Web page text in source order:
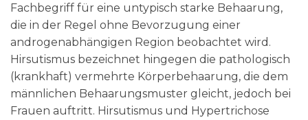
Fachbegriff für eine untypisch starke Behaarung,
die in der Regel ohne Bevorzugung einer
androgenabhängigen Region beobachtet wird.
Hirsutismus bezeichnet hingegen die pathologisch
(krankhaft) vermehrte Körperbehaarung, die dem
männlichen Behaarungsmuster gleicht, jedoch bei
Frauen auftritt. Hirsutismus und Hypertrichose